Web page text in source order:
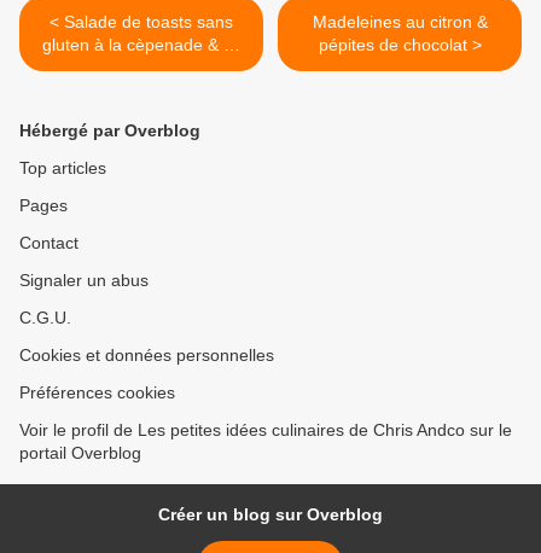
< Salade de toasts sans
gluten à la cèpenade & ail
rose
Madeleines au citron &
pépites de chocolat >
Hébergé par Overblog
Top articles
Pages
Contact
Signaler un abus
C.G.U.
Cookies et données personnelles
Préférences cookies
Voir le profil de Les petites idées culinaires de Chris Andco sur le
portail Overblog
Créer un blog sur Overblog